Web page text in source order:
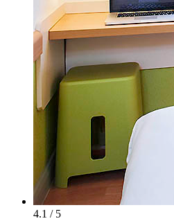
4.1 / 5